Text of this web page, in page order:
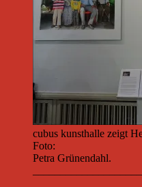
cubus kunsthalle zeigt
Foto:
Petra Grünendahl.